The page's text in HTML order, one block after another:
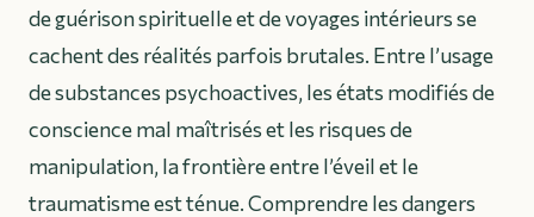
de guérison spirituelle et de voyages intérieurs se
cachent des réalités parfois brutales. Entre l’usage
de substances psychoactives, les états modifiés de
conscience mal maîtrisés et les risques de
manipulation, la frontière entre l’éveil et le
traumatisme est ténue. Comprendre les dangers